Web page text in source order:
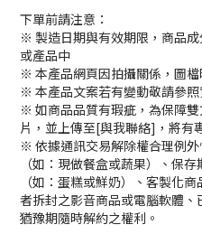
下單前請注意：
※ 製造日期與有效期限，商品
或產品中
※ 本產品網頁因拍攝關係，圖
※ 本產品文案若有變動敬請參
※ 如商品品質有瑕疵，為保障
片，並上傳至[與我聯絡]，將有
※ 依據通訊交易解除權合理例
（如：現做餐盒或蔬果）、保
（如：蛋糕或鮮奶）、客製化
者拆封之影音商品或電腦軟體
猶豫期隨時解約之權利。